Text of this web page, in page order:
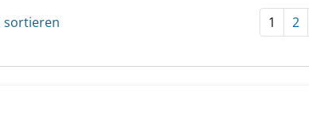
sortieren 1 2